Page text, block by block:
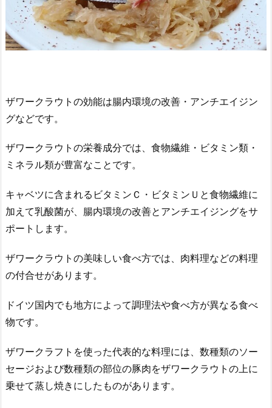
ザワークラウトの効能は腸内環境の改善・アンチエイジン
グなどです。
ザワークラウトの栄養成分では、食物繊維・ビタミン類・
ミネラル類が豊富なことです。
キャベツに含まれるビタミンＣ・ビタミンＵと食物繊維に
加えて乳酸菌が、腸内環境の改善とアンチエイジングをサ
ポートします。
ザワークラウトの美味しい食べ方では、肉料理などの料理
の付合せがあります。
ドイツ国内でも地方によって調理法や食べ方が異なる食べ
物です。
ザワークラフトを使った代表的な料理には、数種類のソー
セージおよび数種類の部位の豚肉をザワークラウトの上に
乗せて蒸し焼きにしたものがあります。